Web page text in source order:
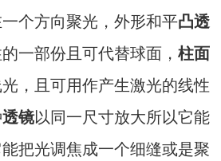
个方向聚光，外形和平凸透
一部份且可代替球面， 柱面
，且可用作产生激光的线性
透镜以同一尺寸放大所以它能
把光调焦成一个细缝或是聚